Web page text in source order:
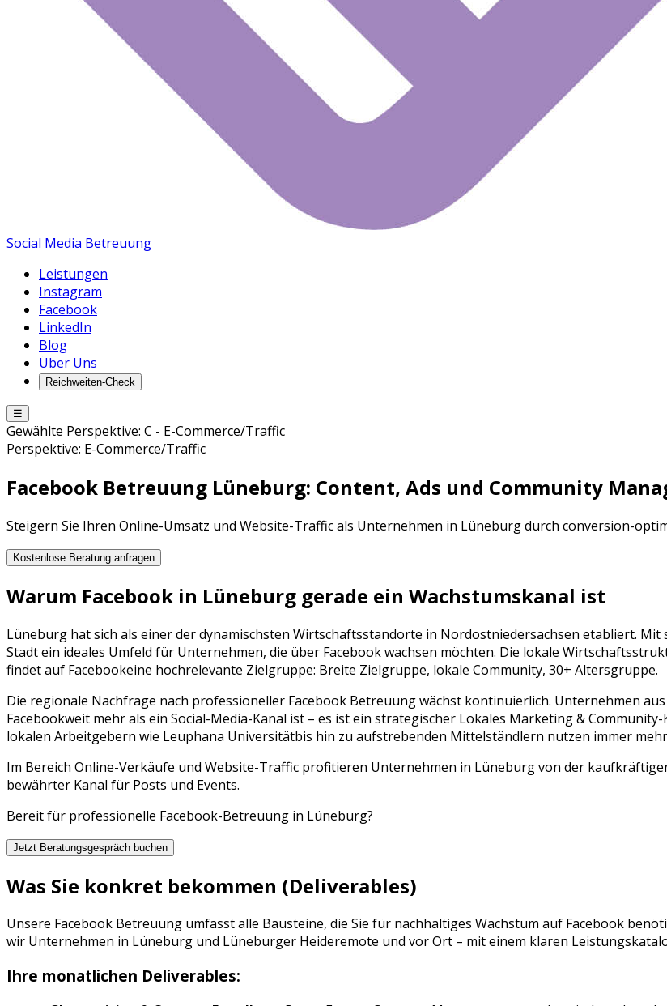
Social Media Betreuung
Leistungen
Instagram
Facebook
LinkedIn
Blog
Über Uns
Reichweiten-Check
☰
Gewählte Perspektive: C - E-Commerce/Traffic
Perspektive: E-Commerce/Traffic
Facebook Betreuung Lüneburg: Content, Ads und Community
Steigern Sie Ihren Online-Umsatz und Website-Traffic als Unternehmen in Lüneburg durch conversion-
Kostenlose Beratung anfragen
Warum Facebook in Lüneburg gerade ein Wachstumskanal ist
Lüneburg hat sich als einer der dynamischsten Wirtschaftsstandorte in Nordostniedersachsen etabliert. Mit
Stadt ein ideales Umfeld für Unternehmen, die über Facebookwachsen möchten. Die lokale
findet auf Facebookeine hochrelevante Zielgruppe: Breite Zielgruppe, lokale Community, 30+ Altersgruppe.
Die regionale Nachfrage nach professioneller Facebook Betreuungwächst kontinuierlich. Unternehmen aus
Facebookweit mehr als ein Social-Media-Kanal ist – es ist ein strategischer Lokales Marketing & Community-
lokalen Arbeitgebern wie Leuphana Universitätbis hin zu aufstrebenden Mittelständlern nutzen immer
Im Bereich Online-Verkäufe und Website-Traffic profitieren Unternehmen in Lüneburg von der
bewährter Kanal für Posts und Events.
Bereit für professionelle Facebook-Betreuung in Lüneburg?
Jetzt Beratungsgespräch buchen
Was Sie konkret bekommen (Deliverables)
Unsere Facebook Betreuung umfasst alle Bausteine, die Sie für nachhaltiges Wachstum auf Facebook
wir Unternehmen in Lüneburg und Lüneburger Heideremote und vor Ort – mit einem klaren
Ihre monatlichen Deliverables: